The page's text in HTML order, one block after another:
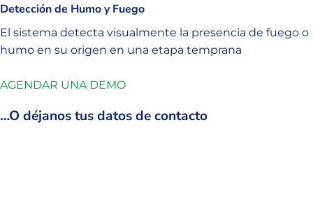
Detección de Humo y Fuego
El sistema detecta visualmente la presencia de fuego o
humo en su origen en una etapa temprana
AGENDAR UNA DEMO
…O déjanos tus datos de contacto